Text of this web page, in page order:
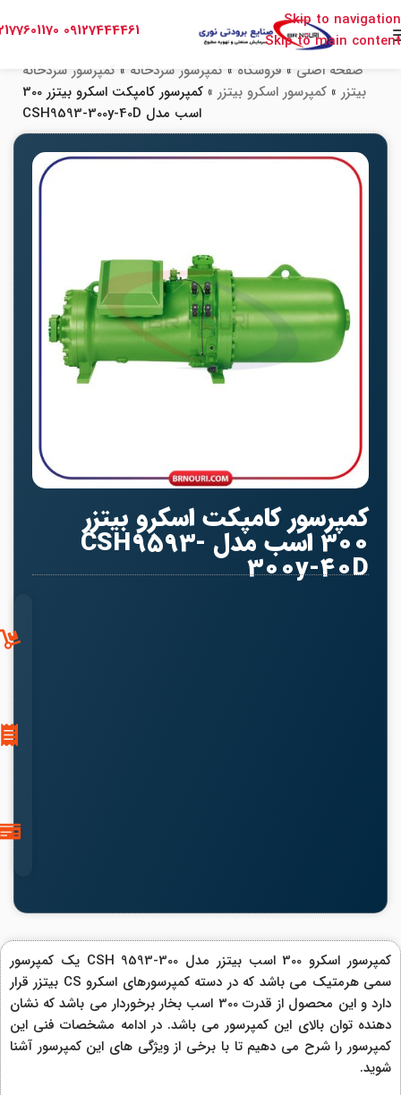
Skip to navigation
Skip to main content
09127444461
صفحه اصلی » فروشگاه » کمپرسور سردخانه » کمپرسور سردخانه
بیتزر» کمپرسور اسکرو بیتزر»
کمپرسور کامپکت اسکرو بیتزر 300
اسب مدل CSH9593-300y-40D
کمپرسور کامپکت اسکرو بیتزر
300 اسب مدل CSH9593-
300y-40D
کمپرسور اسکرو 300 اسب بیتزر مدل CSH 9593-300 یک کمپرسور
سمی هرمتیک می باشد که در دسته کمپرسورهای اسکرو CS بیتزر قرار
دارد و این محصول از قدرت 300 اسب بخار برخوردار می باشد که نشان
دهنده توان بالای این کمپرسور می باشد. در ادامه مشخصات فنی این
کمپرسور را شرح می دهیم تا با برخی از ویژگی های این کمپرسور آشنا
شوید.